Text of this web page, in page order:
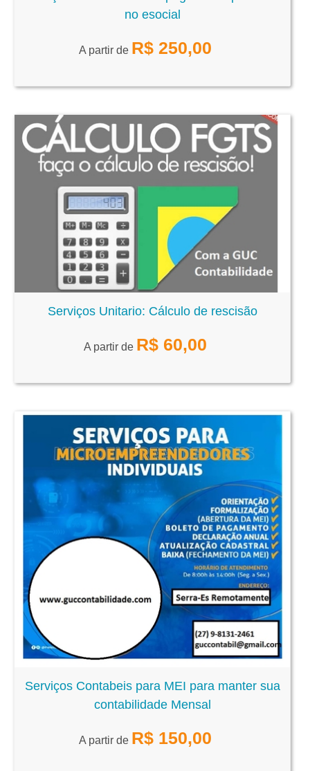
no esocial
A partir de R$ 250,00
Serviços Unitario: Cálculo de rescisão
A partir de R$ 60,00
Serviços Contabeis para MEI para manter sua
contabilidade Mensal
A partir de R$ 150,00